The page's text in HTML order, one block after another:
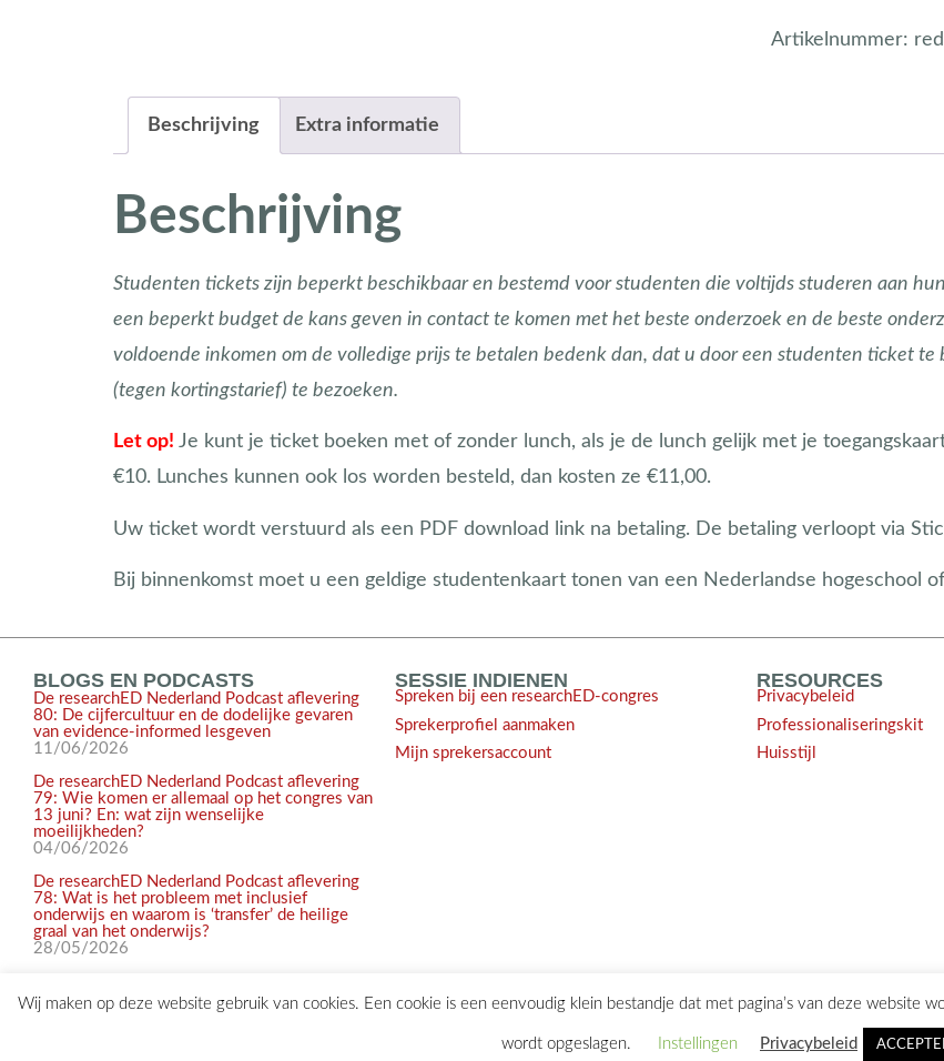
Artikelnummer:
Beschrijving Extra informatie
Beschrijving
Studenten tickets zijn beperkt beschikbaar en bestemd voor studenten die voltijds studeren aan
een beperkt budget de kans geven in contact te komen met het beste onderzoek en de beste
voldoende inkomen om de volledige prijs te betalen bedenk dan, dat u door een studenten ticket te
(tegen kortingstarief) te bezoeken.
Let op! Je kunt je ticket boeken met of zonder lunch, als je de lunch gelijk met je
€10. Lunches kunnen ook los worden besteld, dan kosten ze €11,00.
Uw ticket wordt verstuurd als een PDF download link na betaling. De betaling verloopt via
Bij binnenkomst moet u een geldige studentenkaart tonen van een Nederlandse hogeschool
BLOGS EN PODCASTS
De researchED Nederland Podcast aflevering
80: De cijfercultuur en de dodelijke gevaren
van evidence-informed lesgeven
11/06/2026
De researchED Nederland Podcast aflevering
79: Wie komen er allemaal op het congres van
13 juni? En: wat zijn wenselijke
moeilijkheden?
04/06/2026
De researchED Nederland Podcast aflevering
78: Wat is het probleem met inclusief
onderwijs en waarom is ‘transfer’ de heilige
graal van het onderwijs?
28/05/2026
SESSIE INDIENEN
Spreken bij een researchED-congres
Sprekerprofiel aanmaken
Mijn sprekersaccount
RESOURCES
Privacybeleid
Professionaliseringskit
Huisstijl
Wij maken op deze website gebruik van cookies. Een cookie is een eenvoudig klein bestandje dat met pagina’s van deze
wordt opgeslagen. Instellingen Privacybeleid